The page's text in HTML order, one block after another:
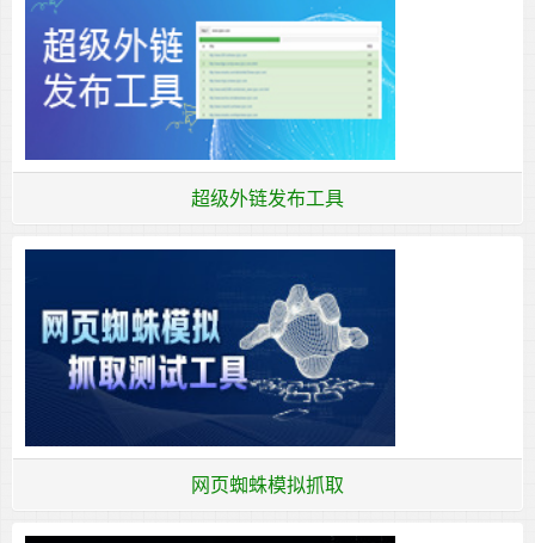
超级外链发布工具
网页蜘蛛模拟抓取